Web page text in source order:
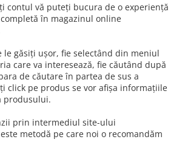
contul vă puteți bucura de o experiență
în magazinul online
le găsiți ușor, fie selectând din meniul
care va interesează, fie căutând după
de căutare în partea de sus a
click pe produs se vor afișa informațiile
produsului.
prin intermediul site-ului
metodă pe care noi o recomandăm